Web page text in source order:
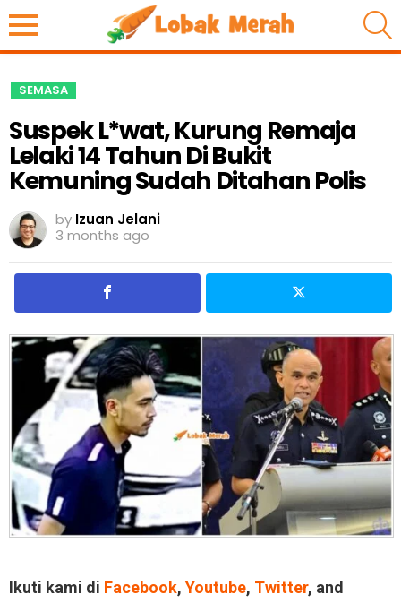
SEMASA
Suspek L*wat, Kurung Remaja
Lelaki 14 Tahun Di Bukit
Kemuning Sudah Ditahan Polis
by Izuan Jelani
3 months ago
Ikuti kami di Facebook, Youtube, Twitter, and